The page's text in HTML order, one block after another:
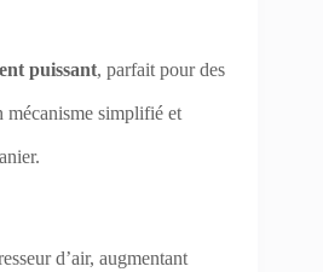
puissant, parfait pour des
mécanisme simplifié et
d’air, augmentant